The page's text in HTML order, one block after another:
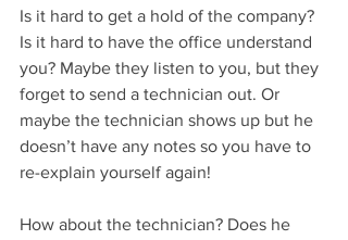
Is it hard to get a hold of the company?
Is it hard to have the office understand
you? Maybe they listen to you, but they
forget to send a technician out. Or
maybe the technician shows up but he
doesn’t have any notes so you have to
re-explain yourself again!
How about the technician? Does he